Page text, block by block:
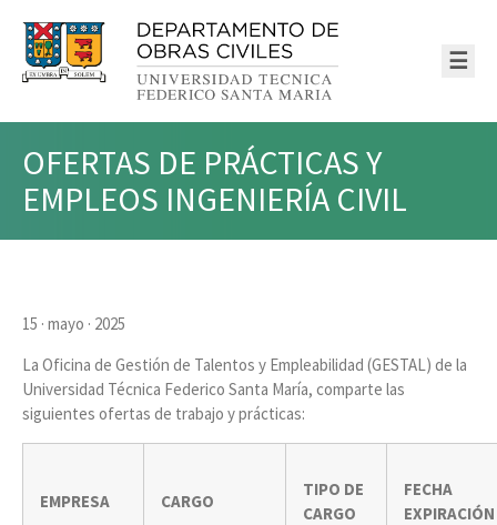
☰
OFERTAS DE PRÁCTICAS Y
EMPLEOS INGENIERÍA CIVIL
15 · mayo · 2025
La Oficina de Gestión de Talentos y Empleabilidad (GESTAL) de la
Universidad Técnica Federico Santa María, comparte las
siguientes ofertas de trabajo y prácticas:
EMPRESA CARGO
TIPO DE
CARGO
FECHA
EXPIRACIÓN